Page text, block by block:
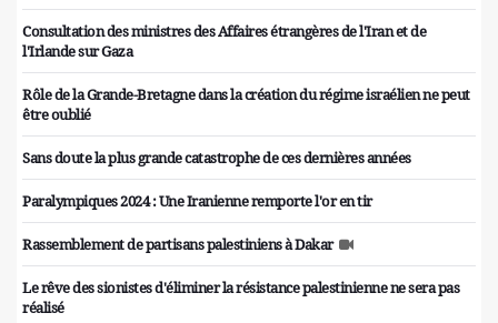
Consultation des ministres des Affaires étrangères de l'Iran et de
l'Irlande sur Gaza
Rôle de la Grande-Bretagne dans la création du régime israélien ne peut
être oublié
Sans doute la plus grande catastrophe de ces dernières années
Paralympiques 2024 : Une Iranienne remporte l'or en tir
Rassemblement de partisans palestiniens à Dakar
Le rêve des sionistes d'éliminer la résistance palestinienne ne sera pas
réalisé